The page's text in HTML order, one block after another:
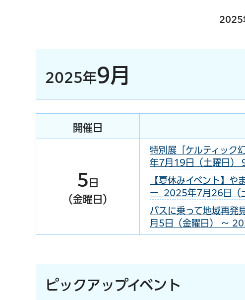
2025
2025年9月
開催日
5 日
（金曜日）
特別展「ケルティック
年7月19日（土曜日）
【夏休みイベント】
ー 2025年7月26日（
バスに乗って地域再発
月5日（金曜日） ～
ピックアップイベント